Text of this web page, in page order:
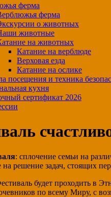
ферма
ферма
о животных
животные
на животных
Катание на верблюде
Верховая езда
Катание на ослике
посещения и техника
кухня
сертификат 2026
: сплочение семьи на
решение задач, стоящих
будет проходить в
по всему Миру, с